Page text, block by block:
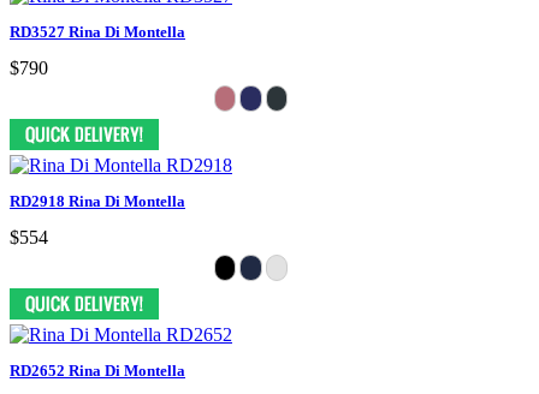
RD3527 Rina Di Montella
$790
RD2918 Rina Di Montella
$554
RD2652 Rina Di Montella